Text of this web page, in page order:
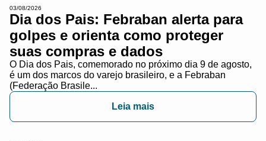
03/08/2026
Dia dos Pais: Febraban alerta para
golpes e orienta como proteger
suas compras e dados
O Dia dos Pais, comemorado no próximo dia 9 de agosto,
é um dos marcos do varejo brasileiro, e a Febraban
(Federação Brasile...
Leia mais